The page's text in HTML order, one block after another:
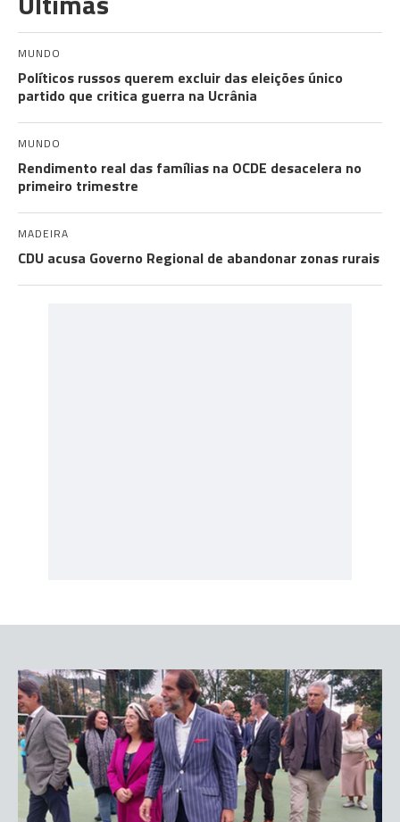
MUNDO
Políticos russos querem excluir das eleições único
partido que critica guerra na Ucrânia
MUNDO
Rendimento real das famílias na OCDE desacelera no
primeiro trimestre
MADEIRA
CDU acusa Governo Regional de abandonar zonas rurais